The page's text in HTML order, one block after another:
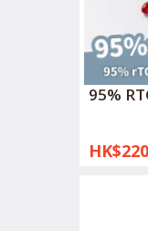
95%